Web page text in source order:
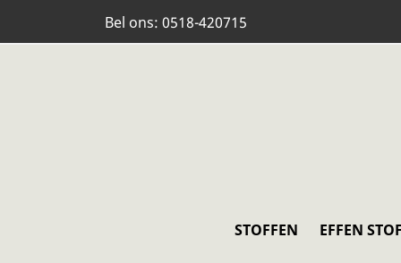
Bel ons: 0518-420715
STOFFEN EFFEN